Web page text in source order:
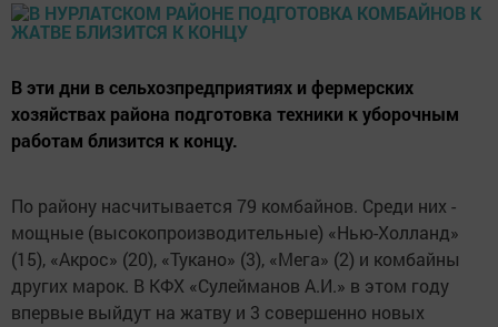
В эти дни в сельхозпредприятиях и фермерских
хозяйствах района подготовка техники к уборочным
работам близится к концу.
По району насчитывается 79 комбайнов. Среди них -
мощные (высокопроизводительные) «Нью-Холланд»
(15), «Акрос» (20), «Тукано» (3), «Мега» (2) и комбайны
других марок. В КФХ «Сулейманов А.И.» в этом году
впервые выйдут на жатву и 3 совершенно новых